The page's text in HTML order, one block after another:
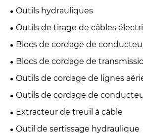
Outils hydrauliques
Outils de tirage de câbles
Blocs de cordage de
Blocs de cordage de
Outils de cordage de lignes
Outils de cordage de
Extracteur de treuil à câble
Outil de sertissage hydraulique